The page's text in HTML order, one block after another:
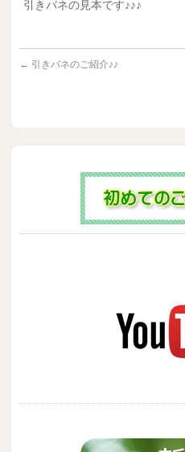
引きバネの見本です♪♪♪
← 引きバネのご紹介♪♪